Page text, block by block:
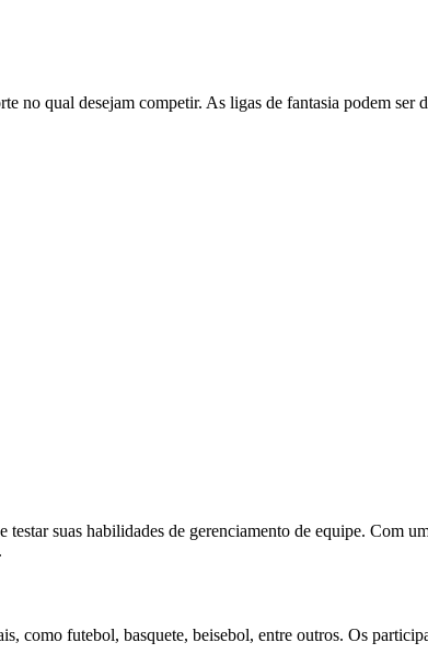
no qual desejam competir. As ligas de fantasia podem ser
suas habilidades de gerenciamento de equipe. Com
como futebol, basquete, beisebol, entre outros. Os